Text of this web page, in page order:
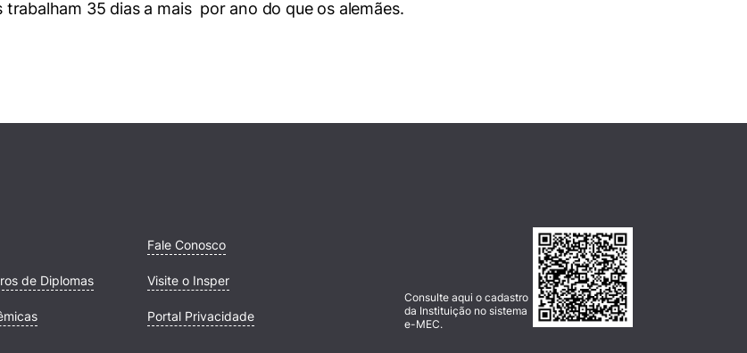
35 dias a mais por ano do que os alemães.
de Diplomas
Fale Conosco
Visite o Insper
Portal Privacidade
Consulte aqui o cadastro
da Instituição no sistema
e-MEC.